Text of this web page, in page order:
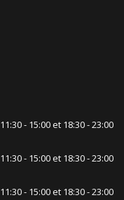
11:30 - 15:00 et 18:30 - 23:00
11:30 - 15:00 et 18:30 - 23:00
11:30 - 15:00 et 18:30 - 23:00